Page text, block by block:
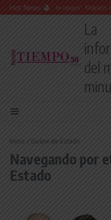
Saltar al contenido
Hot News“Presidente cipayo”: Mayans
La
del
Inicio / Golpe de Estado
Navegando por
Estado